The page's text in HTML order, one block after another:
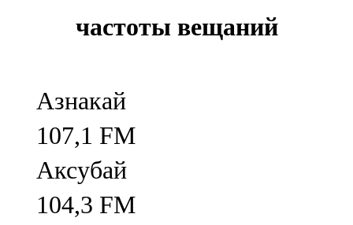
частоты вещаний
Азнакай
107,1 FM
Аксубай
104,3 FM